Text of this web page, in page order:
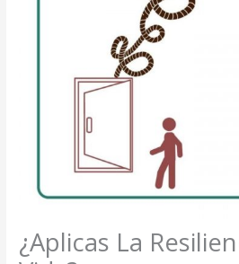
¿Aplicas La